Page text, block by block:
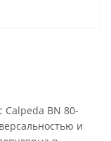
BN 80-
и